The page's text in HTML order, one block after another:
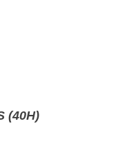
(40H)